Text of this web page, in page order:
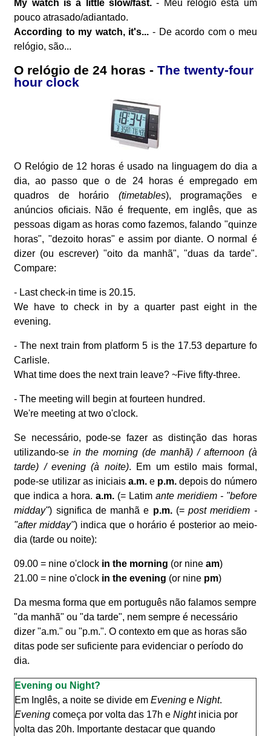
My watch is a little slow/fast. - Meu relógio está um
pouco atrasado/adiantado.
According to my watch, it's... - De acordo com o meu
relógio, são...
O relógio de 24 horas - The twenty-four
hour clock
O Relógio de 12 horas é usado na linguagem do dia a
dia, ao passo que o de 24 horas é empregado em
quadros de horário (timetables), programações e
anúncios oficiais. Não é frequente, em inglês, que as
pessoas digam as horas como fazemos, falando "quinze
horas", "dezoito horas" e assim por diante. O normal é
dizer (ou escrever) "oito da manhã", "duas da tarde".
Compare:
- Last check-in time is 20.15.
We have to check in by a quarter past eight in the
evening.
- The next train from platform 5 is the 17.53 departure fo
Carlisle.
What time does the next train leave? ~Five fifty-three.
- The meeting will begin at fourteen hundred.
We're meeting at two o'clock.
Se necessário, pode-se fazer as distinção das horas
utilizando-sein the morning (de manhã) / afternoon (à
tarde) / evening (à noite). Em um estilo mais formal,
pode-se utilizar as iniciais a.m.e p.m. depois do número
que indica a hora.a.m. (= Latimante meridiem - "before
midday") significa de manhã e p.m.(=post meridiem -
"after midday") indica que o horário é posterior ao meio-
dia (tarde ou noite):
09.00 = nine o'clock in the morning (or nineam)
21.00 = nine o'clock in the evening (or nine pm)
Da mesma forma que em português não falamos sempre
"da manhã" ou "da tarde", nem sempre é necessário
dizer "a.m." ou "p.m.". O contexto em que as horas são
ditas pode ser suficiente para evidenciar o período do
dia.
Evening ou Night?
Em Inglês, a noite se divide emEvening eNight.
Evening começa por volta das 17h eNightinicia por
volta das 20h. Importante destacar que quando